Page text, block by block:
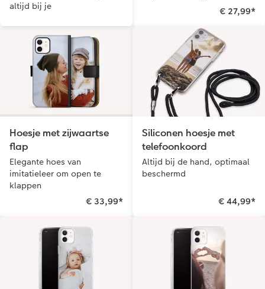
€ 27,99*
Hoesje met zijwaartse
flap
Elegante hoes van
imitatieleer om open te
klappen
€ 33,99*
Siliconen hoesje met
telefoonkoord
Altijd bij de hand, optimaal
beschermd
€ 44,99*
altijd bij je